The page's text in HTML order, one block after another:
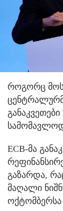
როგორც
ECB-მა
გაზარდა,
მაღალი
ოქტომბერსა